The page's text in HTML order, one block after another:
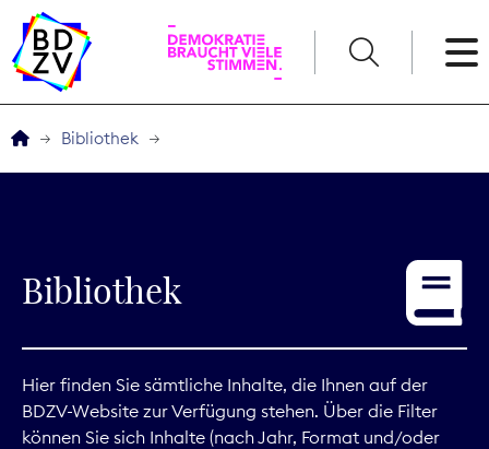
Service
Digitales
Bibliothek
Bibliothek
Hier finden Sie sämtliche Inhalte, die Ihnen auf der
BDZV-Website zur Verfügung stehen. Über die Filter
können Sie sich Inhalte (nach Jahr, Format und/oder